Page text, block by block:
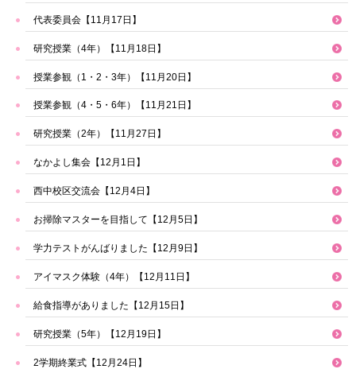
代表委員会【11月17日】
研究授業（4年）【11月18日】
授業参観（1・2・3年）【11月20日】
授業参観（4・5・6年）【11月21日】
研究授業（2年）【11月27日】
なかよし集会【12月1日】
西中校区交流会【12月4日】
お掃除マスターを目指して【12月5日】
学力テストがんばりました【12月9日】
アイマスク体験（4年）【12月11日】
給食指導がありました【12月15日】
研究授業（5年）【12月19日】
2学期終業式【12月24日】